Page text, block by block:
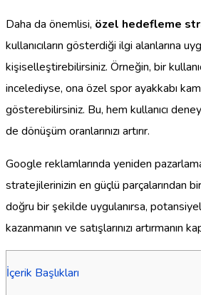
Daha da önemlisi, özel hedefleme
kullanıcıların gösterdiği ilgi alanlarına
kişiselleştirebilirsiniz. Örneğin, bir
incelediyse, ona özel spor ayakkabı
gösterebilirsiniz. Bu, hem kullanıcı
de dönüşüm oranlarınızı artırır.
Google reklamlarında yeniden
stratejilerinizin en güçlü parçalarından
doğru bir şekilde uygulanırsa,
kazanmanın ve satışlarınızı artırmanın
İçerik Başlıkları